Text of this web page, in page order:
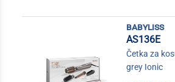
babyliss
AS136E
Četka za
grey Ionic